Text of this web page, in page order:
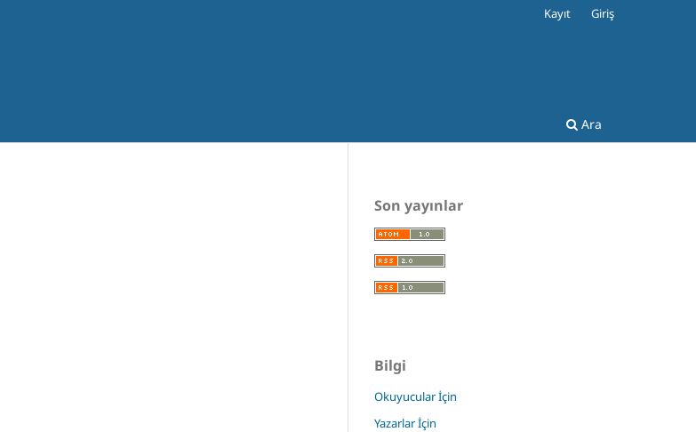
Ara
Kayıt Giriş
Son yayınlar
Bilgi
Okuyucular İçin
Yazarlar İçin